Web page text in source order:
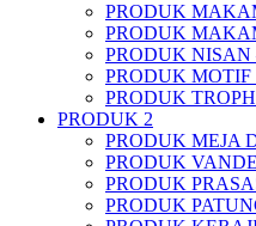
PRODUK
PRODUK
PRODUK NISAN
PRODUK
PRODUK
PRODUK 2
PRODUK MEJA
PRODUK
PRODUK
PRODUK